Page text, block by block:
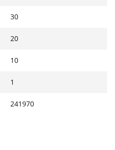
30
20
10
1
241970